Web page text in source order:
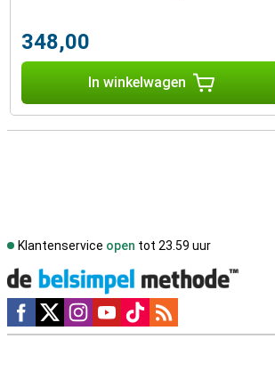
348,00
In winkelwagen
Klantenservice open tot 23.59 uur
Social media